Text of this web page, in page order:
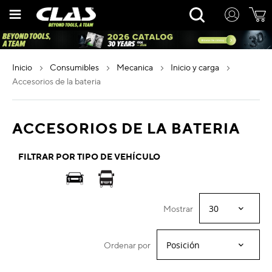
Rechercher
inicio consumibles mecanica
inicio y carga
accesorios de la bateria
ACCESORIOS DE LA BATERIA
FILTRAR POR TIPO DE VEHÍCULO
Mostrar
Ordenar por